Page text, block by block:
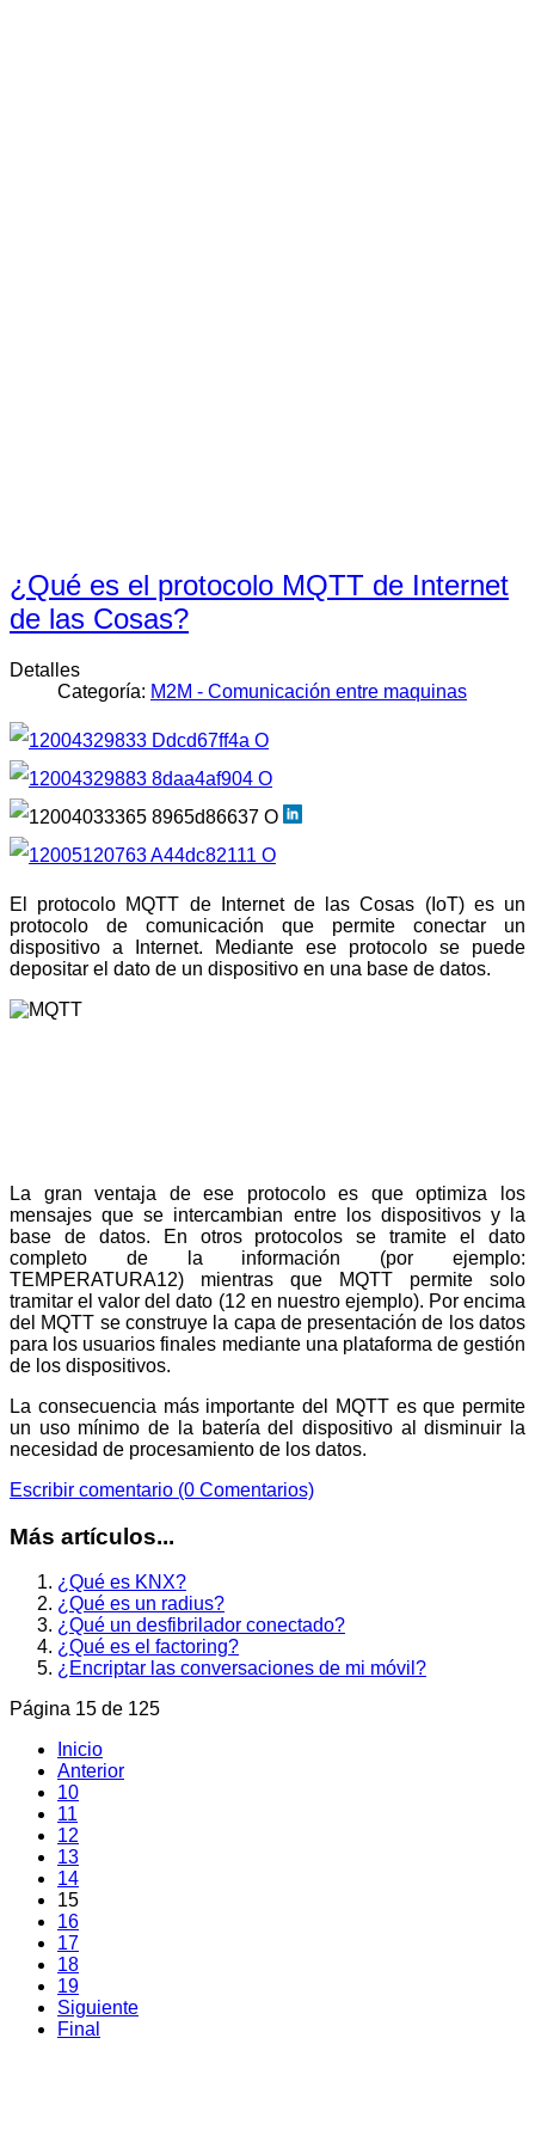
¿Qué es el protocolo MQTT de Internet
de las Cosas?
Detalles
Categoría: M2M - Comunicación entre maquinas
El protocolo MQTT de Internet de las Cosas (IoT) es un
protocolo de comunicación que permite conectar un
dispositivo a Internet. Mediante ese protocolo se puede
depositar el dato de un dispositivo en una base de datos.
La gran ventaja de ese protocolo es que optimiza los
mensajes que se intercambian entre los dispositivos y la
base de datos. En otros protocolos se tramite el dato
completo de la información (por ejemplo:
TEMPERATURA12) mientras que MQTT permite solo
tramitar el valor del dato (12 en nuestro ejemplo). Por encima
del MQTT se construye la capa de presentación de los datos
para los usuarios finales mediante una plataforma de gestión
de los dispositivos.
La consecuencia más importante del MQTT es que permite
un uso mínimo de la batería del dispositivo al disminuir la
necesidad de procesamiento de los datos.
Escribir comentario (0 Comentarios)
Más artículos...
¿Qué es KNX?
¿Qué es un radius?
¿Qué un desfibrilador conectado?
¿Qué es el factoring?
¿Encriptar las conversaciones de mi móvil?
Página 15 de 125
Inicio
Anterior
10
11
12
13
14
15
16
17
18
19
Siguiente
Final